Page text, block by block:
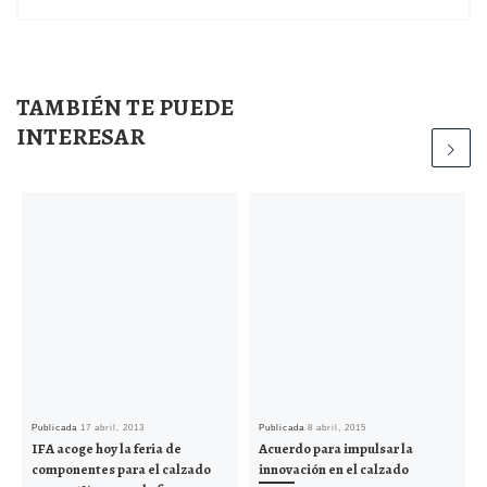
TAMBIÉN TE PUEDE
INTERESAR
Publicada17 abril, 2013
IFA acoge hoy la feria de
componentes para el calzado
Publicada8 abril, 2015
Acuerdo para impulsar la
innovación en el calzado